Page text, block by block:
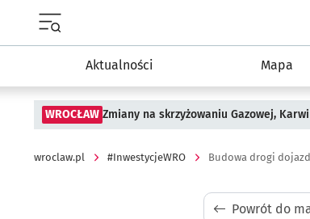
Aktualności Mapa
WROCŁAW Zmiany na skrzyżowaniu Gazowej,
wroclaw.pl #InwestycjeWRO Budowa drogi
Powrót do